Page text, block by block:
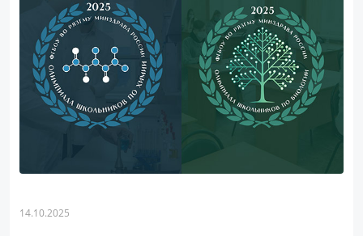
14.10.2025